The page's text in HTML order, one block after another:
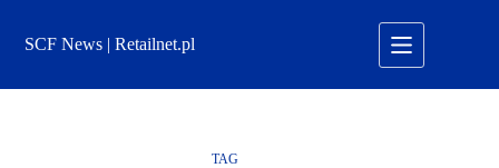
treściSCF News | Retailnet.pl
TAG